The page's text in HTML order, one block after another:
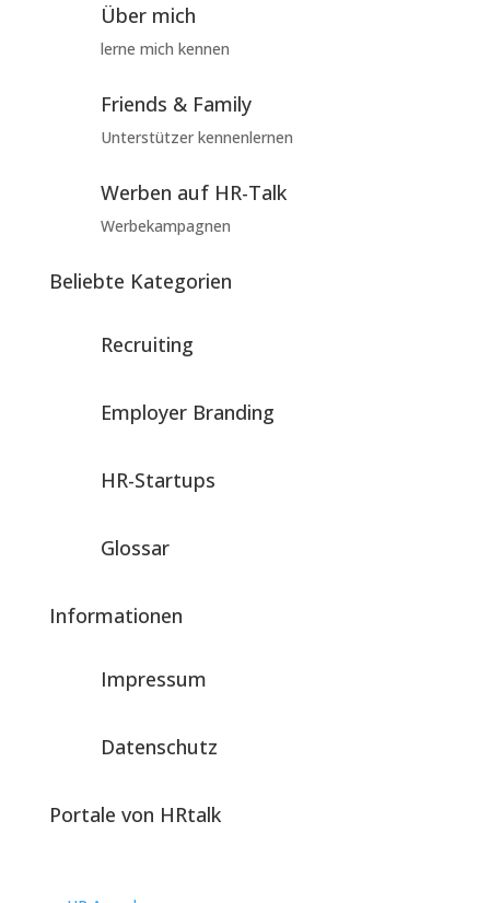
Über mich
lerne mich kennen
Friends & Family
Unterstützer kennenlernen
Werben auf HR-Talk
Werbekampagnen
Beliebte Kategorien
Recruiting
Employer Branding
HR-Startups
Glossar
Informationen
Impressum
Datenschutz
Portale von HRtalk